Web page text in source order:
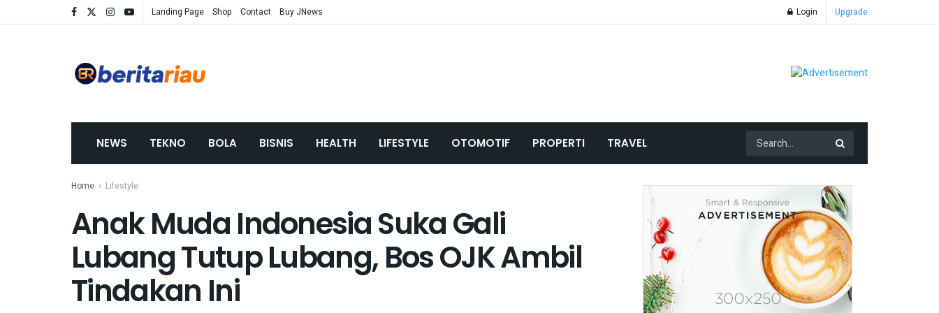
Landing Page Shop Contact Buy JNews Login Upgrade
NEWS TEKNO BOLA BISNIS HEALTH LIFESTYLE OTOMOTIF PROPERTI TRAVEL
Home Lifestyle
Anak Muda Indonesia Suka Gali
Lubang Tutup Lubang, Bos OJK Ambil
Tindakan Ini